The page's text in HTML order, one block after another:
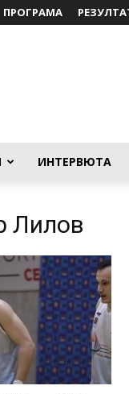
ПРОГРАМА
ИНТЕРВЮТА
Лилов